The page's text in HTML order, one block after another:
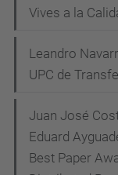
Vives a la
Leandro
UPC de
Juan José
Eduard
Best Paper